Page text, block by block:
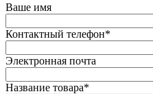
Ваше имя
Контактный телефон*
Электронная почта
Название товара*